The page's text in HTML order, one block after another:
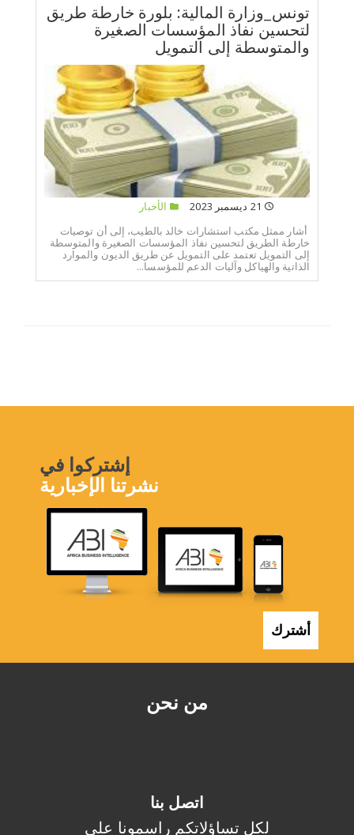
تونس_وزارة المالية: بلورة خارطة طريق
لتحسين نفاذ المؤسسات الصغيرة
والمتوسطة إلى التمويل
الأخبار
أشار ممثل مكتب استشارات خالد بالطيب، إلى أن توصيات
خارطة الطريق لتحسين نفاذ المؤسسات الصغيرة والمتوسطة
إلى التمويل تعتمد على التمويل عن طريق الديون والموارد
الذاتية والهياكل وآليات الدعم للمؤسسا...
من نحن
اتصل بنا
لكل تساؤلاتكم راسمونا على
إشتركوا في
نشرتنا الإخبارية
أشترك